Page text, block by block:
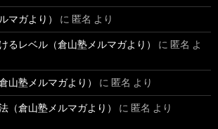
マガより） に 匿名 より
るレベル（倉山塾メルマガより） に 匿名 よ
山塾メルマガより） に 匿名 より
（倉山塾メルマガより） に 匿名 より